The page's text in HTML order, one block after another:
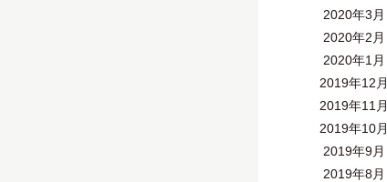
2020年3月
2020年2月
2020年1月
2019年12月
2019年11月
2019年10月
2019年9月
2019年8月